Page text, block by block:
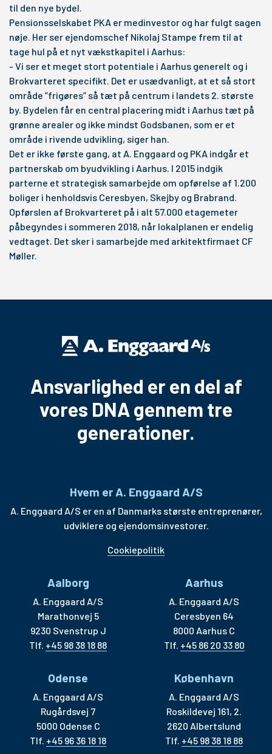
til den nye bydel.
Pensionsselskabet PKA er medinvestor og har fulgt sagen
nøje. Her ser ejendomschef Nikolaj Stampe frem til at
tage hul på et nyt vækstkapitel i Aarhus:
- Vi ser et meget stort potentiale i Aarhus generelt og i
Brokvarteret specifikt. Det er usædvanligt, at et så stort
område ”frigøres” så tæt på centrum i landets 2. største
by. Bydelen får en central placering midt i Aarhus tæt på
grønne arealer og ikke mindst Godsbanen, som er et
område i rivende udvikling, siger han.
Det er ikke første gang, at A. Enggaard og PKA indgår et
partnerskab om byudvikling i Aarhus. I 2015 indgik
parterne et strategisk samarbejde om opførelse af 1.200
boliger i henholdsvis Ceresbyen, Skejby og Brabrand.
Opførslen af Brokvarteret på i alt 57.000 etagemeter
påbegyndes i sommeren 2018, når lokalplanen er endelig
vedtaget. Det sker i samarbejde med arkitektfirmaet CF
Møller.
Ansvarlighed er en del af
vores DNA gennem tre
generationer.
Hvem er A. Enggaard A/S
A. Enggaard A/S er en af Danmarks største entreprenører,
udviklere og ejendomsinvestorer.
Cookiepolitik
Aalborg
A. Enggaard A/S
Marathonvej 5
9230 Svenstrup J
Tlf. +45 98 38 18 88
Aarhus
A. Enggaard A/S
Ceresbyen 64
8000 Aarhus C
Tlf. +45 86 20 33 80
Odense
A. Enggaard A/S
Rugårdsvej 7
5000 Odense C
Tlf. +45 96 36 18 18
København
A. Enggaard A/S
Roskildevej 161, 2.
2620 Albertslund
Tlf. +45 98 38 18 88